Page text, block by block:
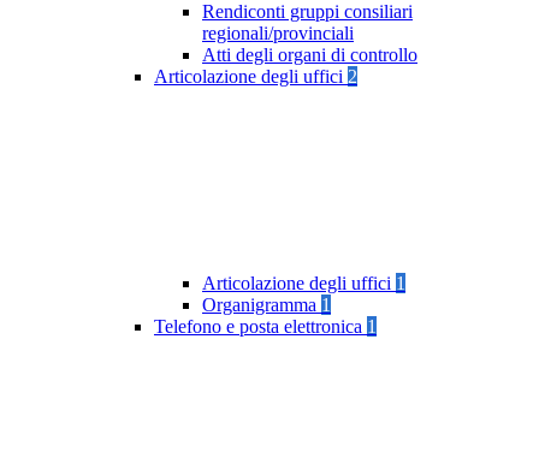
Rendiconti gruppi consiliari
regionali/provinciali
Atti degli organi di controllo
Articolazione degli uffici 2
Articolazione degli uffici 1
Organigramma 1
Telefono e posta elettronica 1